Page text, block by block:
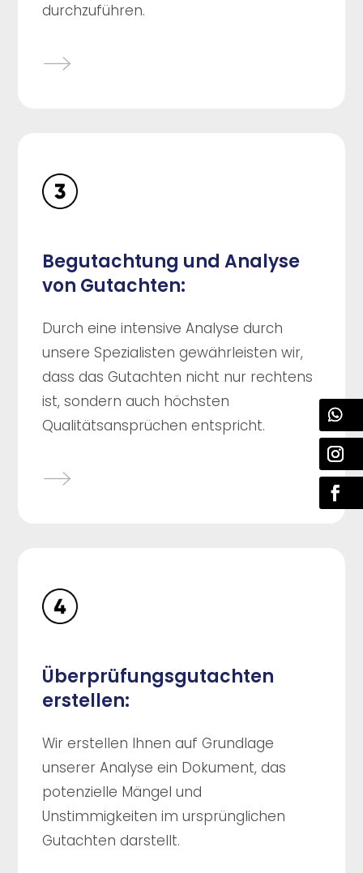
durchzuführen.
Begutachtung und Analyse
von Gutachten:
Durch eine intensive Analyse durch
unsere Spezialisten gewährleisten wir,
dass das Gutachten nicht nur rechtens
ist, sondern auch höchsten
Qualitätsansprüchen entspricht.
Überprüfungsgutachten
erstellen:
Wir erstellen Ihnen auf Grundlage
unserer Analyse ein Dokument, das
potenzielle Mängel und
Unstimmigkeiten im ursprünglichen
Gutachten darstellt.